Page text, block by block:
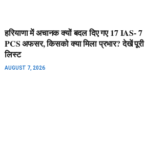
हरियाणा में अचानक क्यों बदल दिए गए 17 IAS- 7
PCS अफसर, किसको क्या मिला प्रभार? देखें पूरी
लिस्ट
AUGUST 7, 2026